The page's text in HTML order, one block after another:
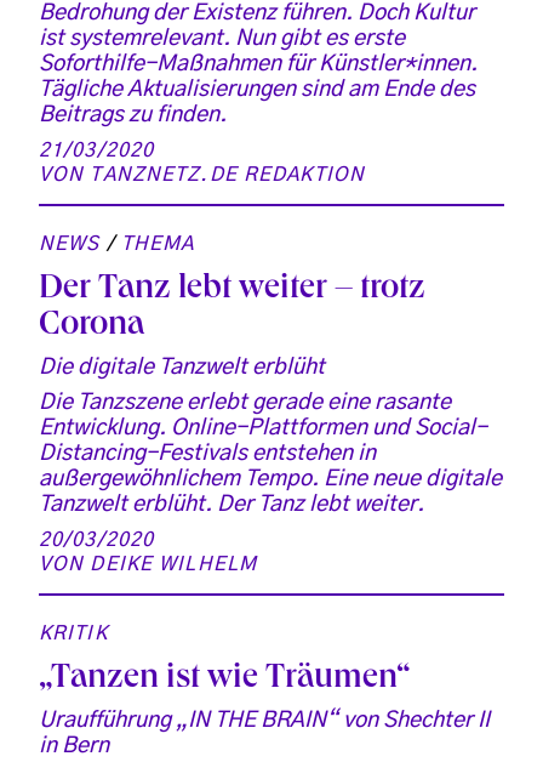
Bedrohung der Existenz führen. Doch Kultur
ist systemrelevant. Nun gibt es erste
Soforthilfe-Maßnahmen für Künstler*innen.
Tägliche Aktualisierungen sind am Ende des
Beitrags zu finden.
21/03/2020
VON TANZNETZ.DE REDAKTION
NEWS/ THEMA
Der Tanz lebt weiter – trotz
Corona
Die digitale Tanzwelt erblüht
Die Tanzszene erlebt gerade eine rasante
Entwicklung. Online-Plattformen und Social-
Distancing-Festivals entstehen in
außergewöhnlichem Tempo. Eine neue digitale
Tanzwelt erblüht. Der Tanz lebt weiter.
20/03/2020
VON DEIKE WILHELM
KRITIK
„Tanzen ist wie Träumen“
Uraufführung „IN THE BRAIN“ von Shechter II
in Bern